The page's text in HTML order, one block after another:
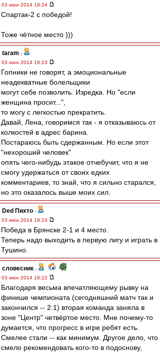
03 июн 2014 19:24
Спартак-2 с победой!
Тоже чётное место )))
taram -
03 июн 2014 19:23
Гопники не говорят, а эмоциональные
неадекватные болельщики
могут себе позволить. Изредка. Но "если
женщина просит...",
то могу с легкостью прекратить.
Давай, Лена, говоримся так - я отказываюсь от
колкостей в адрес барина.
Постараюсь быть сдержанным. Но если этот
"нехороший человек"
опять чего-нибудь этакое отчебучит, что я не
смогу удержаться от своих едких
комментариев, то знай, что я сильно старался,
но это оказалось выше моих сил.
Ded Пихто -
03 июн 2014 19:23
Победа в Брянске 2-1 и 4 место.
Теперь надо выходить в первую лигу и играть в
Тушино.
словесник -
03 июн 2014 19:22
Благодаря весьма впечатляющему рывку на
финише чемпионата (сегодняшний матч так и
закончился -- 2:1) вторая команда заняла в
зоне "Центр" четвёртое место. Мне почему-то
думается, что прогресс в игре ребят есть.
Смелее стали -- как минимум. Другое дело, что
смело рекомендовать кого-то в подоснову,